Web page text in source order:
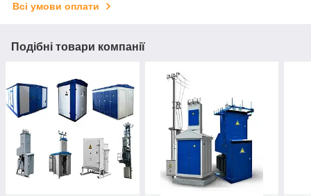
Всі умови оплати
Подібні товари компанії